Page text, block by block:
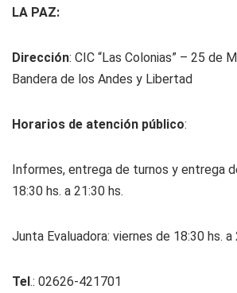
LA PAZ:
Dirección: CIC “Las Colonias” – 25 de
Bandera de los Andes y Libertad
Horarios de atención público:
Informes, entrega de turnos y entrega
18:30 hs. a 21:30 hs.
Junta Evaluadora: viernes de 18:30 hs. a
Tel.: 02626-421701